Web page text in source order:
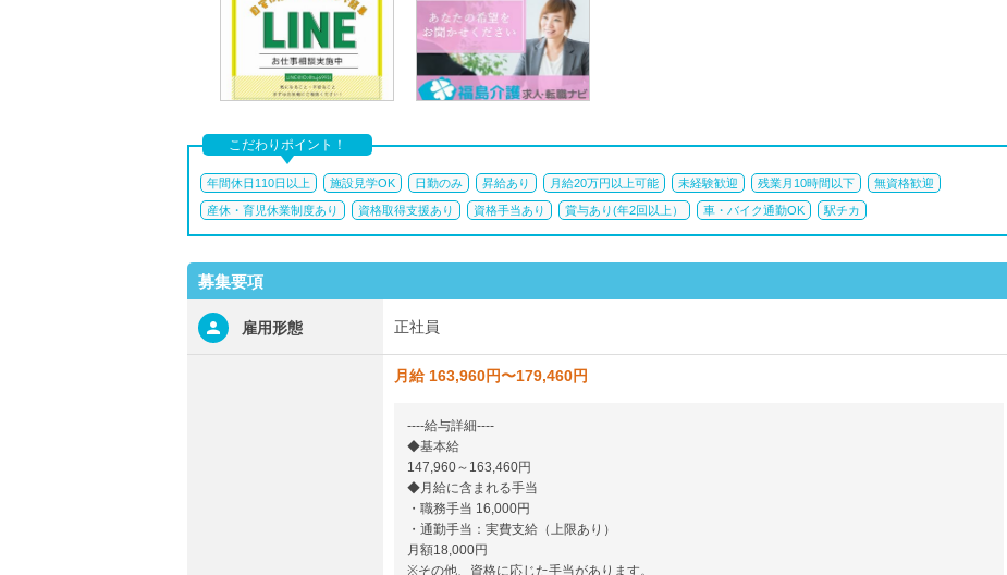
こだわりポイント！
年間休日110日以上 施設見学OK 日勤のみ 昇給あり 月給20万円以上可能 未経験歓迎 残業月10時間以下 無資格歓迎
産休・育児休業制度あり 資格取得支援あり 資格手当あり 賞与あり(年2回以上） 車・バイク通勤OK 駅チカ
募集要項
雇用形態 正社員
月給 163,960円〜179,460円
----給与詳細----
◆基本給
147,960～163,460円
◆月給に含まれる手当
・職務手当 16,000円
・通勤手当：実費支給（上限あり）
月額18,000円
※その他、資格に応じた手当があります。